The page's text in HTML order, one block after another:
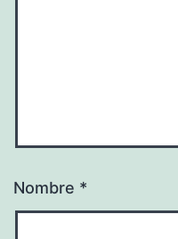
Nombre *